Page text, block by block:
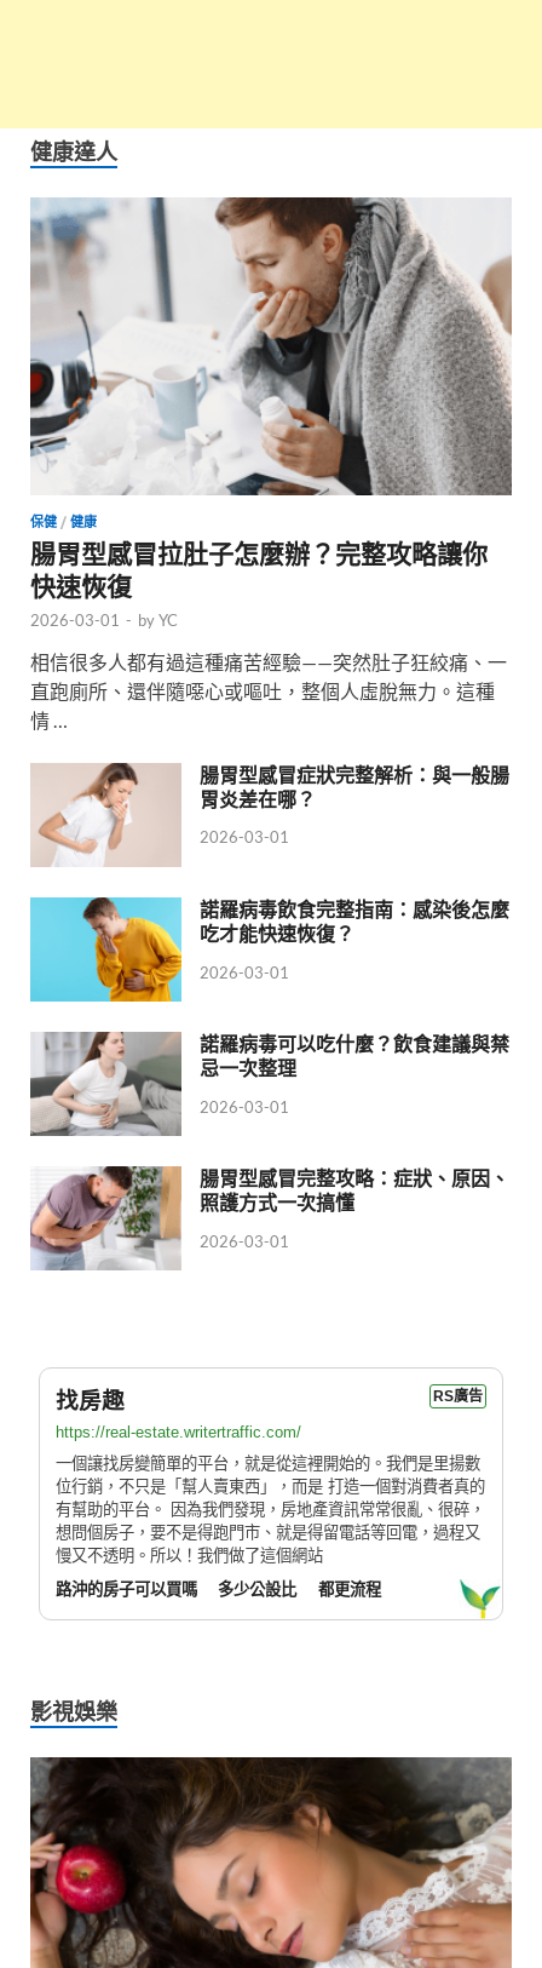
健康達人
保健 / 健康
腸胃型感冒拉肚子怎麼辦？完整攻略讓你
快速恢復
2026-03-01 - byYC
相信很多人都有過這種痛苦經驗——突然肚子狂絞痛、一
直跑廁所、還伴隨噁心或嘔吐，整個人虛脫無力。這種
情 …
腸胃型感冒症狀完整解析：與一般腸
胃炎差在哪？
2026-03-01
諾羅病毒飲食完整指南：感染後怎麼
吃才能快速恢復？
2026-03-01
諾羅病毒可以吃什麼？飲食建議與禁
忌一次整理
2026-03-01
腸胃型感冒完整攻略：症狀、原因、
照護方式一次搞懂
2026-03-01
找房趣 RS廣告
https://real-estate.writertraffic.com/
一個讓找房變簡單的平台，就是從這裡開始的。我們是里揚數
位行銷，不只是「幫人賣東西」，而是 打造一個對消費者真的
有幫助的平台。 因為我們發現，房地產資訊常常很亂、很碎，
想問個房子，要不是得跑門市、就是得留電話等回電，過程又
慢又不透明。所以！我們做了這個網站
路沖的房子可以買嗎
多少公設比 都更流程
影視娛樂